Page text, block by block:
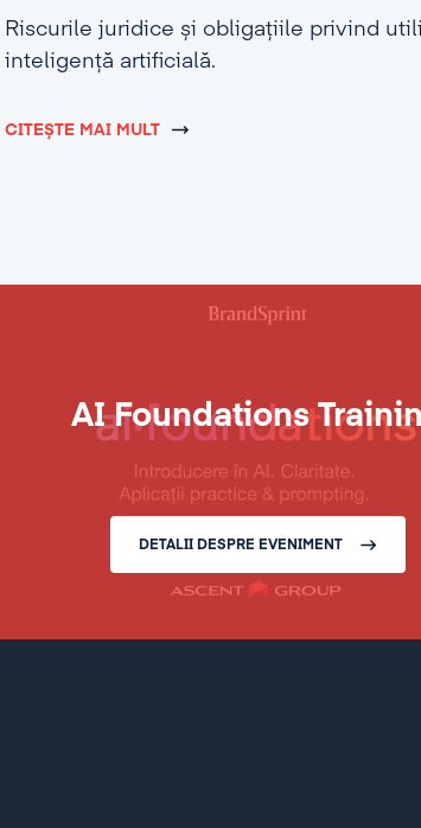
Riscurile juridice și obligațiile privind
inteligență artificială.
CITEȘTE MAI MULT
AI Foundations
DETALII DESPRE EVENIMENT